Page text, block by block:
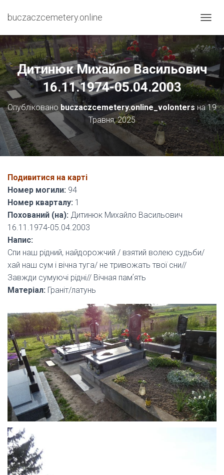
buczaczcemetery.online
Е
Р
Е
К
У
Т
И
Н
А
В
І
Г
Дитинюк Михайло Васильович
16.11.1974-05.04.2003
Опубліковано buczaczcemetery.online_volontersна19
Травня, 2025
Подивитися на карті
Номер могили: 94
Номер кварталу: 1
Похований (на): Дитинюк Михайло Васильович
16.11.1974-05.04.2003
Напис:
Спи наш рідний, найдорожчий / взятий волею судьби/
хай наш сум і вічна туга/ не тривожать твої сни//
Завжди сумуючі рідні// Вічная памʼять
Матеріал: Граніт/латунь